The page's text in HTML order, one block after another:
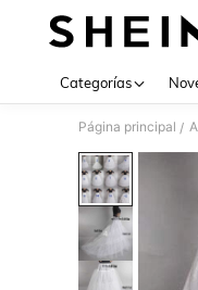
Categorías
Página principal /